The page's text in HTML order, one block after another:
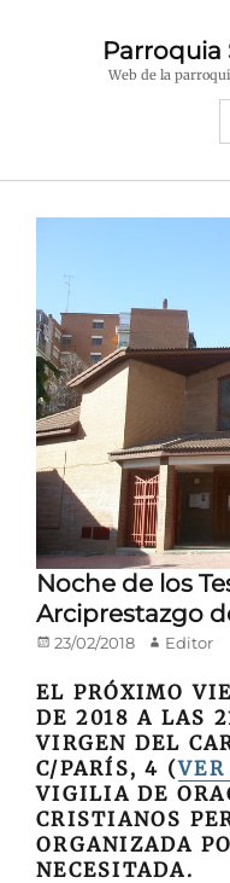
Parroquia
Web de la
Noche de los
Arciprestazgo
Publicado
23/02/2018 Autor
Editor
EL PRÓXIMO
DE 2018 A LAS
VIRGEN DEL
C/PARÍS, 4 (
VIGILIA DE
CRISTIANOS
ORGANIZADA
NECESITADA.